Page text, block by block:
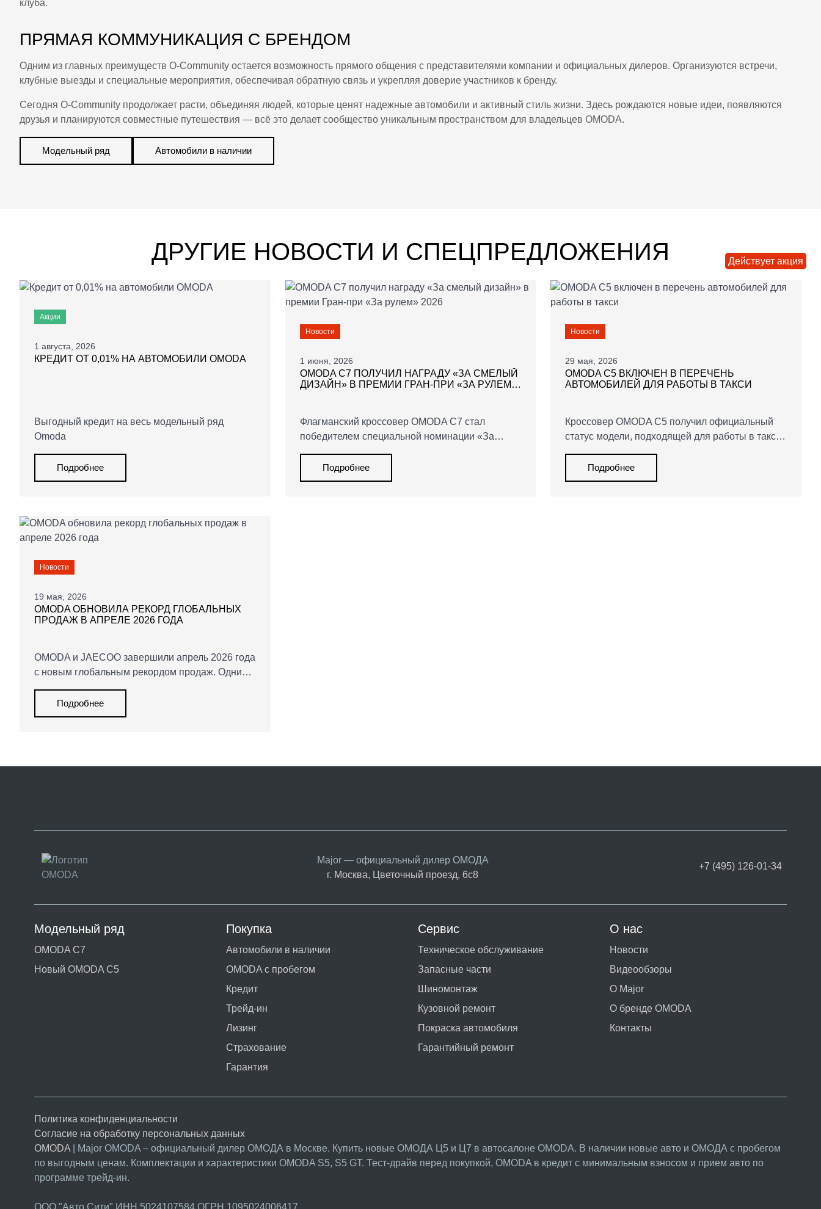
клуба.
ПРЯМАЯ КОММУНИКАЦИЯ С БРЕНДОМ
Одним из главных преимуществ O-Community остается возможность прямого общения с представителями компании и официальных дилеров. Организуются встречи,
клубные выезды и специальные мероприятия, обеспечивая обратную связь и укрепляя доверие участников к бренду.
Сегодня O-Community продолжает расти, объединяя людей, которые ценят надежные автомобили и активный стиль жизни. Здесь рождаются новые идеи, появляются
друзья и планируются совместные путешествия — всё это делает сообщество уникальным пространством для владельцев OMODA.
Модельный ряд Автомобили в наличии
ДРУГИЕ НОВОСТИ И СПЕЦПРЕДЛОЖЕНИЯ Действует акция
Акции
1 августа, 2026
КРЕДИТ ОТ 0,01% НА АВТОМОБИЛИ OMODA
Выгодный кредит на весь модельный ряд
Omoda
Подробнее
Новости
1 июня, 2026
OMODA C7 ПОЛУЧИЛ НАГРАДУ «ЗА СМЕЛЫЙ
ДИЗАЙН» В ПРЕМИИ ГРАН-ПРИ «ЗА РУЛЕМ»
Флагманский кроссовер OMODA C7 стал
победителем специальной номинации «За
2026. Жюри отметило футуристичный облик
модели, выразительную световую архитектуру и
Подробнее
Новости
29 мая, 2026
OMODA C5 ВКЛЮЧЕН В ПЕРЕЧЕНЬ
АВТОМОБИЛЕЙ ДЛЯ РАБОТЫ В ТАКСИ
Кроссовер OMODA C5 получил официальный
статус модели, подходящей для работы в такси.
городской эксплуатации, а покупка через
MAJOR Лизинг делает его удобным решением
Подробнее
Новости
19 мая, 2026
OMODA ОБНОВИЛА РЕКОРД ГЛОБАЛЬНЫХ
ПРОДАЖ В АПРЕЛЕ 2026 ГОДА
OMODA и JAECOO завершили апрель 2026 года
с новым глобальным рекордом продаж. Одним
OMODA C5, а дополнительный импульс
брендам обеспечило развитие гибридных и
Подробнее
Major — официальный дилер ОМОДА
г. Москва, Цветочный проезд, 6с8
+7 (495) 126-01-34
Модельный ряд
OMODA C7
Новый OMODA C5
Покупка
Автомобили в наличии
OMODA с пробегом
Кредит
Трейд-ин
Лизинг
Страхование
Гарантия
Сервис
Техническое обслуживание
Запасные части
Шиномонтаж
Кузовной ремонт
Покраска автомобиля
Гарантийный ремонт
О нас
Новости
Видеообзоры
О Major
О бренде OMODA
Контакты
Политика конфиденциальности
Согласие на обработку персональных данных
OMODA | Major OMODA – официальный дилер ОМОДА в Москве. Купить новые ОМОДА Ц5 и Ц7 в автосалоне OMODA. В наличии новые авто и ОМОДА с пробегом
по выгодным ценам. Комплектации и характеристики OMODA S5, S5 GT. Тест-драйв перед покупкой, OMODA в кредит с минимальным взносом и прием авто по
программе трейд-ин.